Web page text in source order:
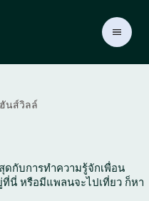
ฮันส์วิลล์
ดกับการทำความรู้จักเพื่อน
นี่ หรือมีแพลนจะไปเที่ยว ก็หา